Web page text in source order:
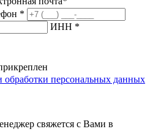
*
ИНН *
обработки персональных данных
свяжется с Вами в